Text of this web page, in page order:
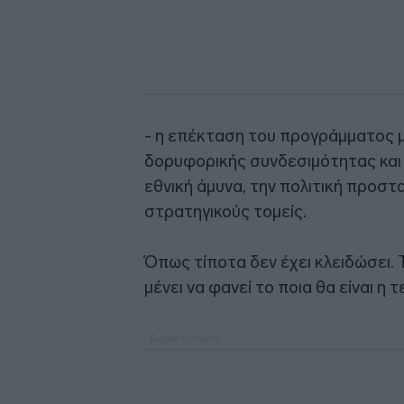
- η επέκταση του
δορυφορικής συνδεσιμότητας
εθνική άμυνα, την πολιτική
στρατηγικούς τομείς.
Όπως τίποτα δεν έχει κλειδώσει.
μένει να φανεί το ποια θα είναι